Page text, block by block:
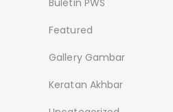
Buletin PWS
Featured
Gallery Gambar
Keratan Akhbar